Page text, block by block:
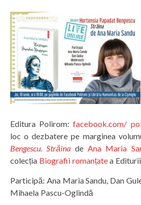
Editura Polirom:facebook.com/
loc o dezbatere pe marginea
Bengescu. Străina deAna Maria
colecția Biografii romanțatea
Participă: Ana Maria Sandu, Dan
Mihaela Pascu-Oglindă